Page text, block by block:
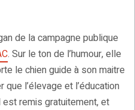
de la campagne publique
. Sur le ton de l’humour, elle
le chien guide à son maitre
l’élevage et l’éducation
est remis gratuitement, et